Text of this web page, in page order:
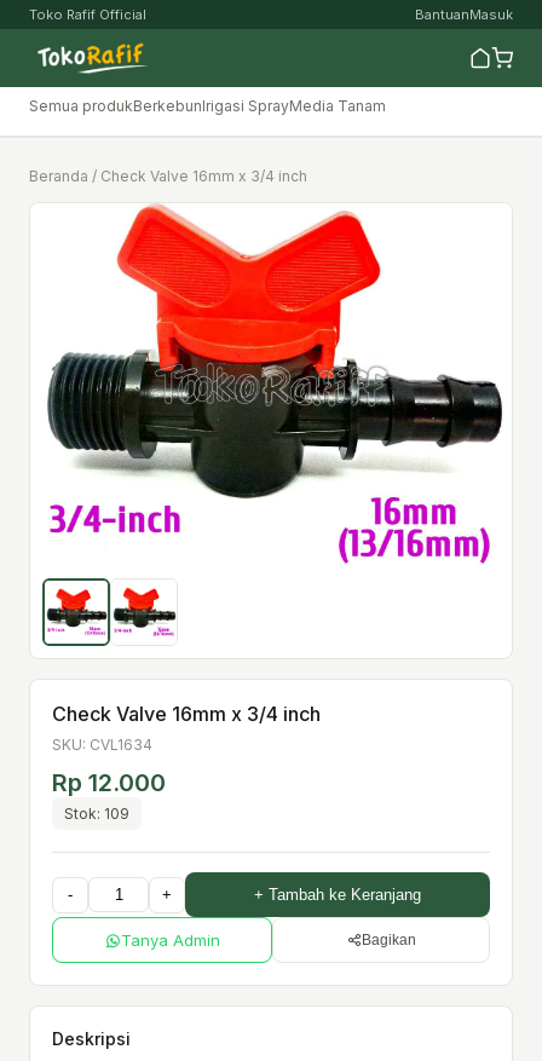
Toko Rafif Official BantuanMasuk
Semua produkBerkebunIrigasi SprayMedia Tanam
Beranda / Check Valve 16mm x 3/4 inch
Check Valve 16mm x 3/4 inch
SKU: CVL1634
Rp 12.000
Stok: 109
- + + Tambah ke Keranjang
Tanya Admin Bagikan
Deskripsi